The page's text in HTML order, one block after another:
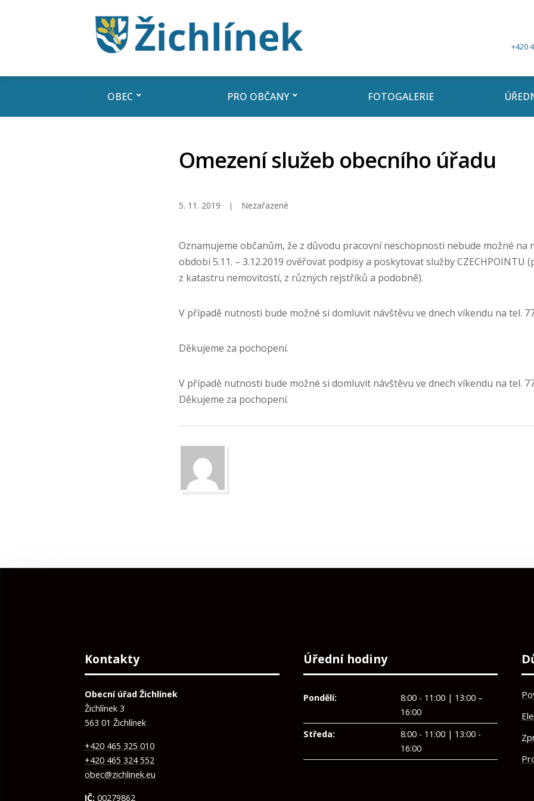
+420
OBEC PRO OBČANY FOTOGALERIE
Omezení služeb obecního úřadu
5. 11. 2019 Nezařazené
Oznamujeme občanům, že z důvodu pracovní neschopnosti nebude možné na
období 5.11. – 3.12.2019 ověřovat podpisy a poskytovat služby CZECHPOINTU
z katastru nemovitostí, z různých rejstříků a podobně).
V případě nutnosti bude možné si domluvit návštěvu ve dnech víkendu na tel.
Děkujeme za pochopení.
V případě nutnosti bude možné si domluvit návštěvu ve dnech víkendu na tel.
Děkujeme za pochopení.
Kontakty
Obecní úřad Žichlínek
Žichlínek 3
563 01 Žichlínek
+420 465 325 010
+420 465 324 552
obec@zichlinek.eu
IČ: 00279862
Úřední hodiny
Pondělí:
8:00 - 11:00 | 13:00 –
16:00
Středa:
8:00 - 11:00 | 13:00 -
16:00